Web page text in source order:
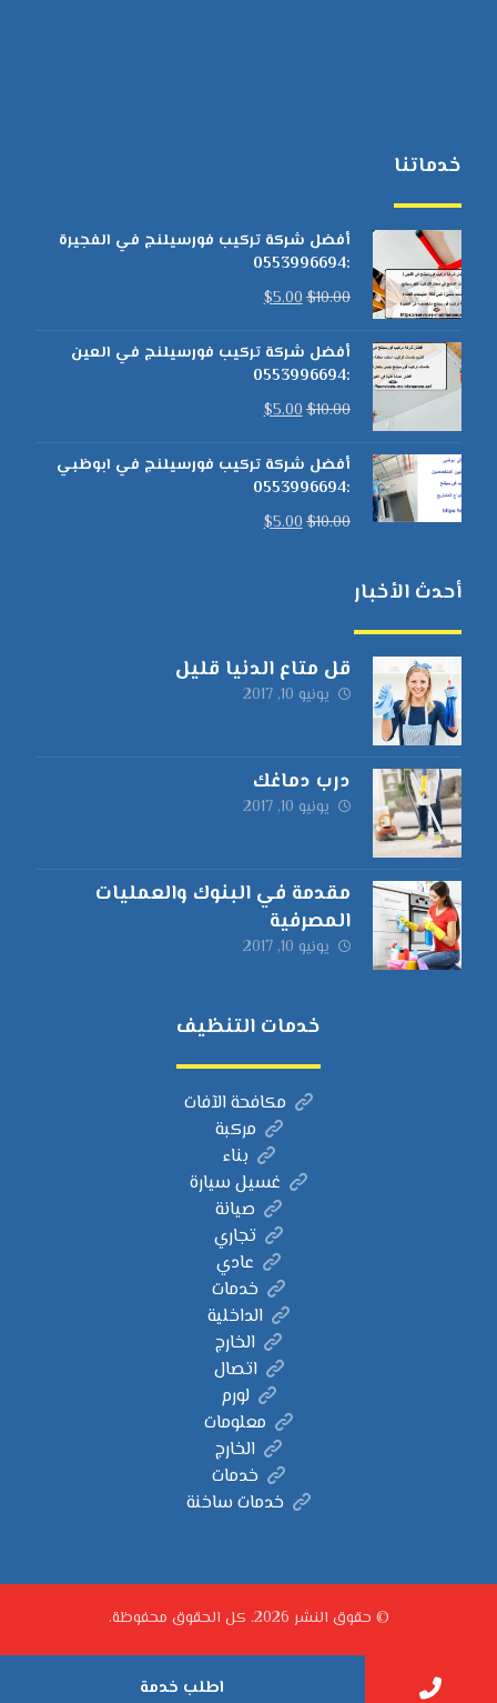
خدماتنا
أفضل شركة تركيب فورسيلنج في الفجيرة
:0553996694
$10.00
$5.00
أفضل شركة تركيب فورسيلنج في العين
:0553996694
$10.00
$5.00
أفضل شركة تركيب فورسيلنج في ابوظبي
:0553996694
$10.00
$5.00
أحدث الأخبار
قل متاع الدنيا قليل
يونيو 10, 2017
درب دماغك
يونيو 10, 2017
مقدمة في البنوك والعمليات
المصرفية
يونيو 10, 2017
خدمات التنظيف
مكافحة الآفات
مركبة
بناء
غسيل سيارة
صيانة
تجاري
عادي
خدمات
الداخلية
الخارج
اتصال
لورم
معلومات
الخارج
خدمات
خدمات ساخنة
© حقوق النشر 2026. كل الحقوق محفوظة.
اطلب خدمة